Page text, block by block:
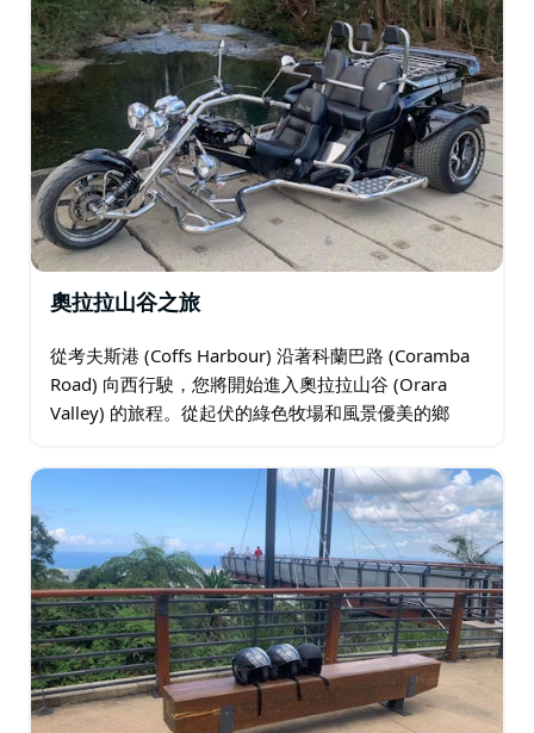
奧拉拉山谷之旅
從考夫斯港 (Coffs Harbour) 沿著科蘭巴路 (Coramba
Road) 向西行駛，您將開始進入奧拉拉山谷 (Orara
Valley) 的旅程。從起伏的綠色牧場和風景優美的鄉